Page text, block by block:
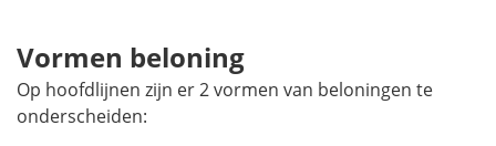
Vormen beloning
Op hoofdlijnen zijn er 2 vormen van beloningen te
onderscheiden: